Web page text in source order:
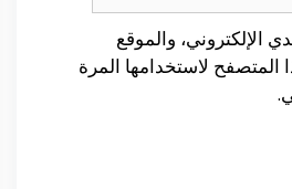
الإلكتروني، والموقع
المتصفح لاستخدامها المرة